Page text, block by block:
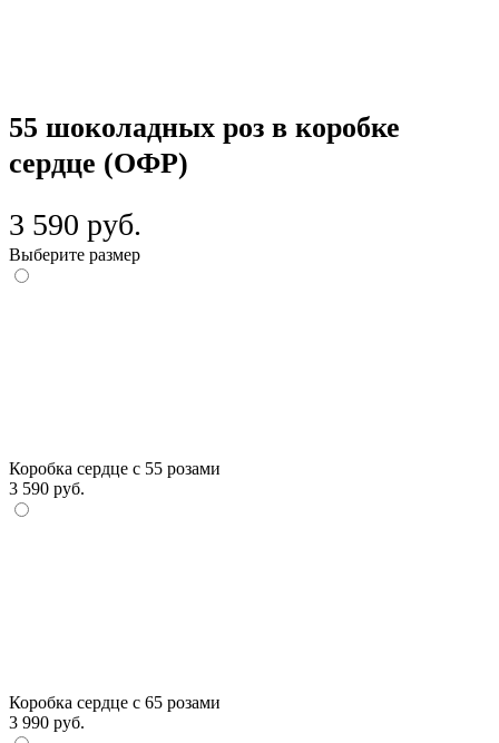
55 шоколадных роз в коробке
сердце (ОФР)
3 590 руб.
Выберите размер
Коробка сердце с 55 розами
3 590 руб.
Коробка сердце с 65 розами
3 990 руб.